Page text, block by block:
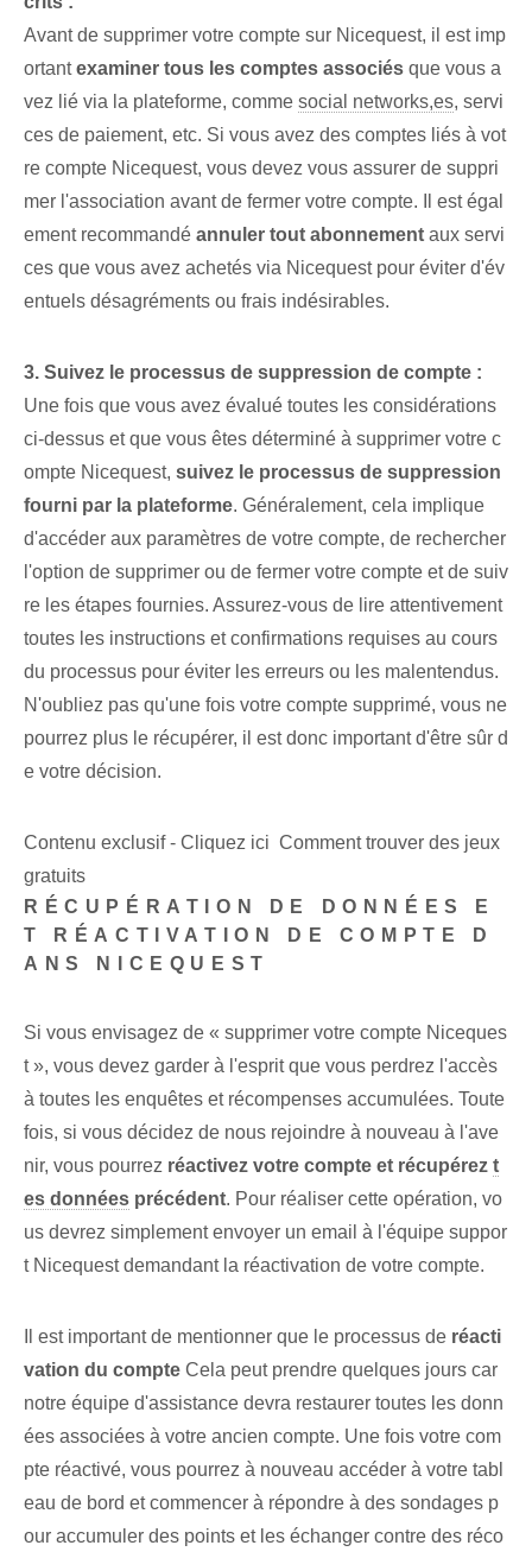
Avant de supprimer votre compte sur Nicequest, il est imp
ortantexaminer tous les comptes associés que vous a
vez lié via la plateforme, comme social networks,es, servi
ces de paiement, etc. Si‌ vous avez des comptes liés à vot
re compte Nicequest,⁤ vous devez vous assurer de suppri
mer l'association⁤ avant de fermer votre compte. Il est égal
ement recommandé annuler tout abonnement aux servi
ces que vous avez achetés via Nicequest pour éviter d'év
entuels désagréments ou frais indésirables.
3. Suivez le processus de suppression de compte :
Une fois que vous avez évalué toutes les considérations
ci-dessus et que vous êtes déterminé à supprimer votre c
ompte Nicequest, suivez le processus de suppression
fourni par la plateforme⁢. Généralement, cela implique
d'accéder aux paramètres de votre compte, de rechercher
l'option de supprimer ou de fermer votre compte et de suiv
re les étapes fournies. Assurez-vous de lire attentivement
toutes les instructions et confirmations requises au cours
du processus pour éviter les erreurs ou les malentendus.
N'oubliez pas qu'une fois votre compte supprimé, vous ne
pourrez plus le récupérer, il est donc important d'être sûr d
e votre décision.
Contenu exclusif - Cliquez ici Comment trouver des jeux
gratuits
RÉCUPÉRATION DE DONNÉES E
T RÉACTIVATION DE COMPTE D
ANS NICEQUEST
Si vous envisagez de « supprimer votre compte Niceques
t », vous devez garder à l'esprit que vous perdrez l'accès
à toutes les enquêtes et récompenses accumulées. Toute
fois, si vous décidez de nous rejoindre à nouveau à l'ave
nir, vous pourrez ⁣réactivez votre compte ‌et récupérez‌ t
es données précédent. Pour réaliser cette opération, vo
us devrez simplement envoyer un email à l'équipe suppor
t Nicequest demandant la réactivation de votre compte.
Il est important de mentionner que le processus de réacti
vation du compte Cela peut prendre quelques jours car
notre équipe d'assistance devra restaurer toutes les donn
ées associées à votre ancien compte. Une fois votre com
pte réactivé, vous pourrez à nouveau accéder à votre tabl
eau de bord et commencer à répondre à des sondages p
our accumuler des points et les échanger contre des réco